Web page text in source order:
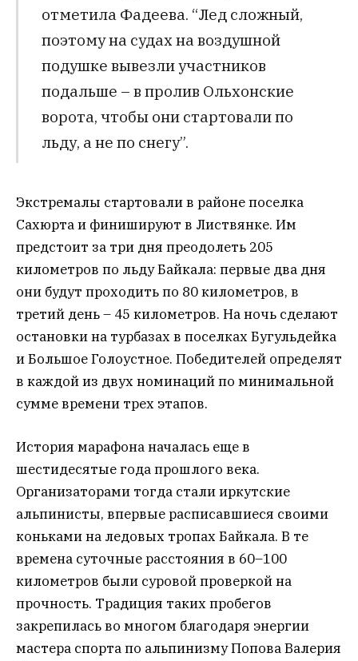
отметила Фадеева. “Лед сложный,
поэтому на судах на воздушной
подушке вывезли участников
подальше – в пролив Ольхонские
ворота, чтобы они стартовали по
льду, а не по снегу”.
Экстремалы стартовали в районе поселка
Сахюрта и финишируют в Листвянке. Им
предстоит за три дня преодолеть 205
километров по льду Байкала: первые два дня
они будут проходить по 80 километров, в
третий день – 45 километров. На ночь сделают
остановки на турбазах в поселках Бугульдейка
и Большое Голоустное. Победителей определят
в каждой из двух номинаций по минимальной
сумме времени трех этапов.
История марафона началась еще в
шестидесятые года прошлого века.
Организаторами тогда стали иркутские
альпинисты, впервые расписавшиеся своими
коньками на ледовых тропах Байкала. В те
времена суточные расстояния в 60–100
километров были суровой проверкой на
прочность. Традиция таких пробегов
закрепилась во многом благодаря энергии
мастера спорта по альпинизму Попова Валерия